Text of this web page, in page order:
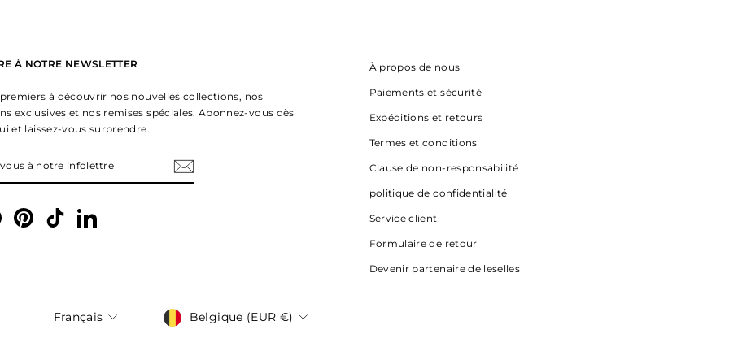
À NOTRE NEWSLETTER
premiers à découvrir nos nouvelles collections, nos
exclusives et nos remises spéciales. Abonnez-vous dès
et laissez-vous surprendre.
FacebookPinterestTikTokLinkedIn
À propos de nous
Paiements et sécurité
Expéditions et retours
Termes et conditions
Clause de non-responsabilité
politique de confidentialité
Service client
Formulaire de retour
Devenir partenaire de leselles
Langue
Français DeviseBelgique (EUR €)